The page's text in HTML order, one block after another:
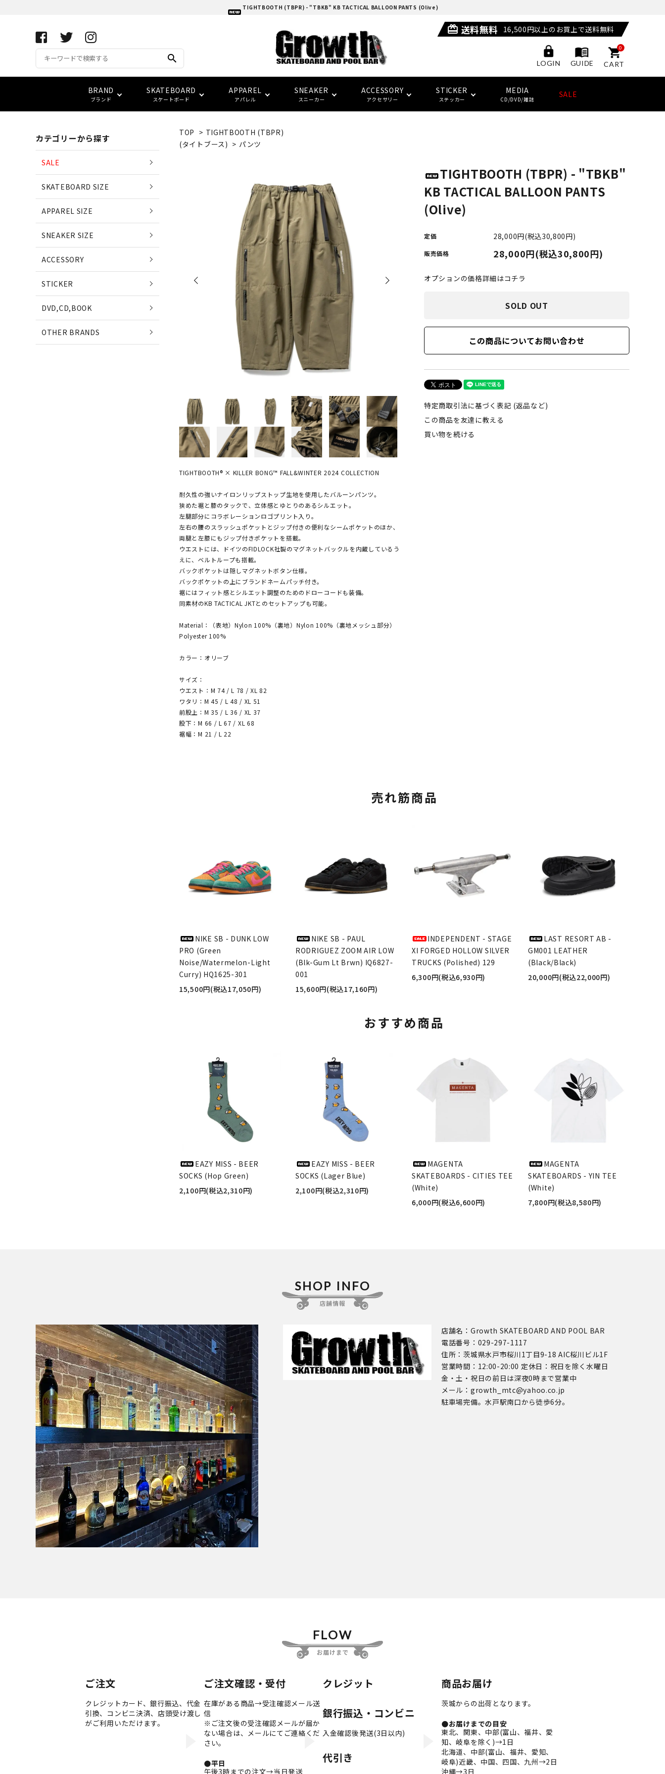
TIGHTBOOTH (TBPR) - "TBKB" KB TACTICAL BALLOON PANTS (Olive)
search
card_giftcard 送料無料 16,500円以上のお買上で送料無料
LOGIN GUIDE
0
CART
BRAND
ブランド
APRIL SKATEBOARDS
EAZY MISS
EDGLRD
(エッジ・ロード)
HARD BODY
(ハードボディ)
FUCKING AWESOME
(ファッキンオーサム)
KING SKATEBOARDS
(キングスケートボード)
POLAR SKATE CO
(ポーラースケートカンパニー)
LIMOSINE SKATEBOSRDS
(リムジン スケートボード)
(クウォータースナックス)
EVISEN SKATEBOARDS
(エビセン・スケートボード)
HOCKEY SKATEBOARDS
MAGENTA SKATEBOARDS
SLD SKATEBOARDS
(エスエルディー)
PALACE
NEW BALANCE NUMERIC
(ニューバランス ヌメリック)
Growth
(グロース)
SKATEBOARD
スケートボード
コンプリート(完成品) スケートボードデッキ
ベアリング デッキテープ 子供用スケートボード・ギア
セーフティーギア デッキ サイズ別一覧
APPAREL
アパレル
アパレル サイズ別一覧 Tシャツ
スウェット ソックス
SNEAKER
スニーカー
サイズ検索 adidas skatebording
vans LAST RESORT AB NEW BALANCE NUMERIC
インソール セール シューズ
ACCESSORY
アクセサリー
キーホルダー ウォレット/ポーチ
ベルト グローブ/マフラー クージー
ピンバッジ
STICKER
ステッカー
FUCKING AWESOME HOCKEY
その他
MEDIA
CD/DVD/雑誌 SALE
TOP > TIGHTBOOTH (TBPR)
(タイトブース) > パンツ
TIGHTBOOTH® × KILLER BONG™ FALL&WINTER 2024 COLLECTION
耐久性の強いナイロンリップストップ生地を使用したバルーンパンツ。
狭めた裾と膝のタックで、立体感とゆとりのあるシルエット。
左腿部分にコラボレーションロゴプリント入り。
左右の腰のスラッシュポケットとジップ付きの便利なシームポケットのほか、
両腿と左膝にもジップ付きポケットを搭載。
ウエストには、ドイツのFIDLOCK社製のマグネットバックルを内蔵しているう
えに、ベルトループも搭載。
バックポケットは隠しマグネットボタン仕様。
バックポケットの上にブランドネームパッチ付き。
裾にはフィット感とシルエット調整のためのドローコードも装備。
同素材のKB TACTICAL JKTとのセットアップも可能。
Material：（表地）Nylon 100%（裏地）Nylon 100%（裏地メッシュ部分）
Polyester 100%
カラー：オリーブ
サイズ：
ウエスト：M 74 / L 78 / XL 82
ワタリ：M 45 / L 48 / XL 51
前股上：M 35 / L 36 / XL 37
股下：M 66 / L 67 / XL 68
裾幅：M 21 / L 22
TIGHTBOOTH (TBPR) - "TBKB"
KB TACTICAL BALLOON PANTS
(Olive)
定価 28,000円(税込30,800円)
販売価格 28,000円(税込30,800円)
オプションの価格詳細はコチラ
SOLD OUT
この商品についてお問い合わせ
特定商取引法に基づく表記 (返品など)
この商品を友達に教える
買い物を続ける
売れ筋商品
NIKE SB - DUNK LOW
PRO (Green
Noise/Watermelon-Light
Curry) HQ1625-301
15,500円(税込17,050円)
NIKE SB - PAUL
RODRIGUEZ ZOOM AIR LOW
(Blk-Gum Lt Brwn) IQ6827-
001
15,600円(税込17,160円)
INDEPENDENT - STAGE
XI FORGED HOLLOW SILVER
TRUCKS (Polished) 129
6,300円(税込6,930円)
LAST RESORT AB -
GM001 LEATHER
(Black/Black)
20,000円(税込22,000円)
おすすめ商品
EAZY MISS - BEER
SOCKS (Hop Green)
2,100円(税込2,310円)
EAZY MISS - BEER
SOCKS (Lager Blue)
2,100円(税込2,310円)
MAGENTA
SKATEBOARDS - CITIES TEE
(White)
6,000円(税込6,600円)
MAGENTA
SKATEBOARDS - YIN TEE
(White)
7,800円(税込8,580円)
カテゴリーから探す
SALE
SKATEBOARD SIZE
APPAREL SIZE
SNEAKER SIZE
ACCESSORY
STICKER
DVD,CD,BOOK
OTHER BRANDS
SHOP INFO
店舗情報
店舗名：Growth SKATEBOARD AND POOL BAR
電話番号：029-297-1117
住所：茨城県水戸市桜川1丁目9-18 AIC桜川ビル1F
営業時間：12:00-20:00 定休日：祝日を除く水曜日
金・土・祝日の前日は深夜0時まで営業中
メール：growth_mtc@yahoo.co.jp
駐車場完備。水戸駅南口から徒歩6分。
FLOW
お届けまで
ご注文
クレジットカード、銀行振込、代金
引換、コンビニ決済、店頭受け渡し
がご利用いただけます。
ご注文確認・受付
在庫がある商品→受注確認メール送
信
※ご注文後の受注確認メールが届か
ない場合は、メールにてご連絡くだ
さい。
●平日
午後3時までの注文→当日発送
クレジット
銀行振込・コンビニ
入金確認後発送(3日以内)
代引き
商品お届け
茨城からの出荷となります。
●お届けまでの目安
東北、関東、中部(富山、福井、愛
知、岐阜を除く)→1日
北海道、中部(富山、福井、愛知、
岐阜)近畿、中国、四国、九州→2日
沖縄→3日